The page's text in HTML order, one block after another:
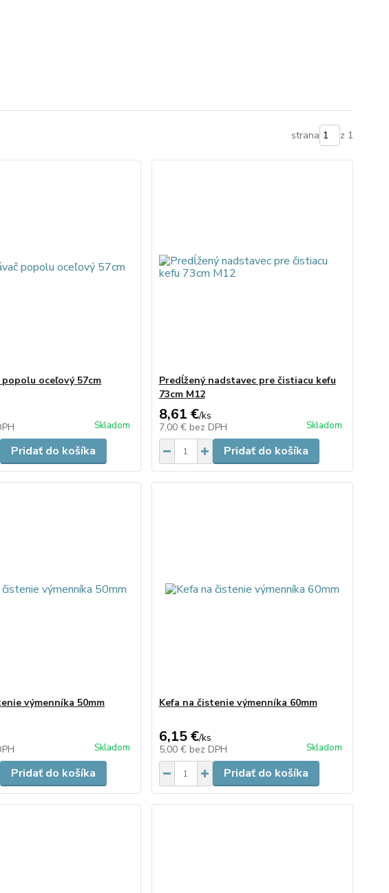
strana z 1
oceľový 57cm
Skladom
Pridať do košíka
Predĺžený nadstavec pre čistiacu kefu
73cm M12
8,61 €/ks
7,00 € bez DPH Skladom
Pridať do košíka
výmenníka 50mm
Skladom
Pridať do košíka
Kefa na čistenie výmenníka 60mm
6,15 €/ks
5,00 € bez DPH Skladom
Pridať do košíka